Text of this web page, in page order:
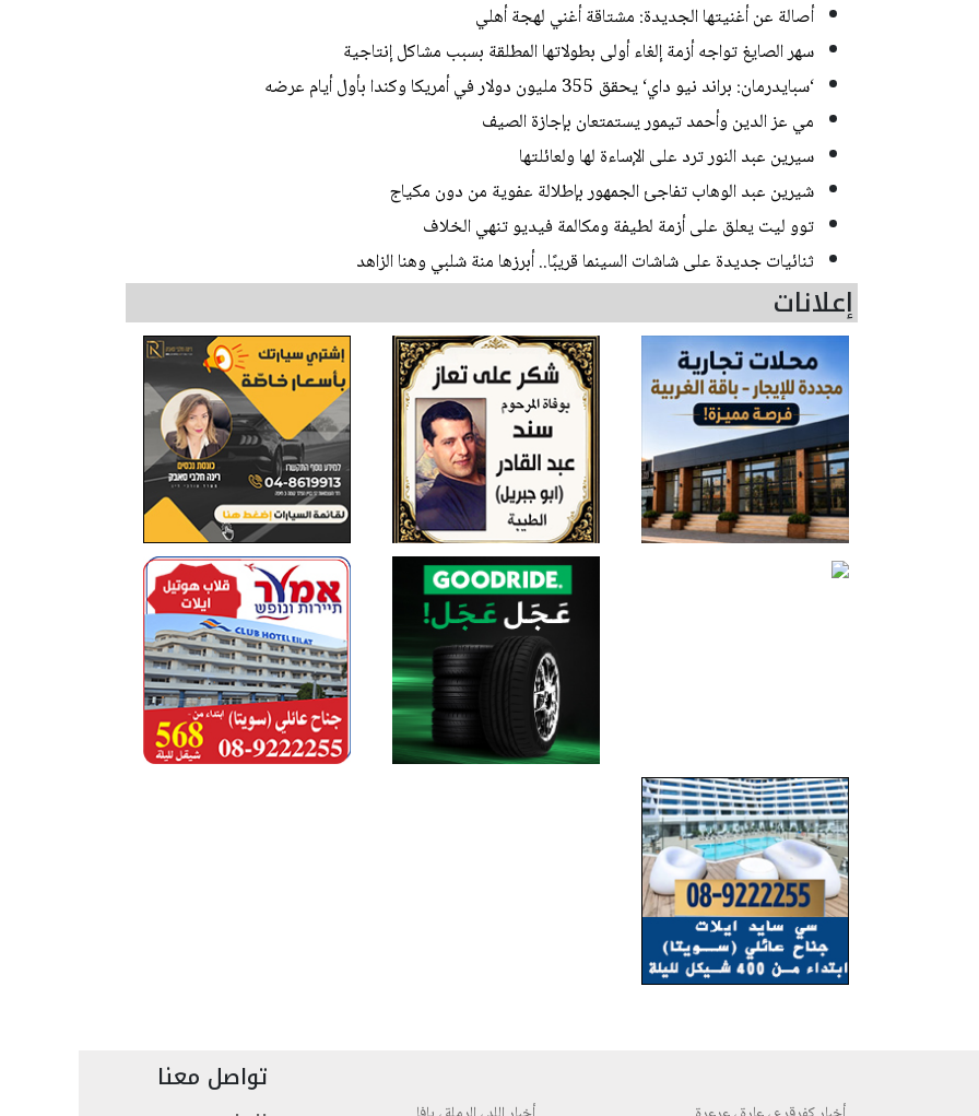
أصالة عن أغنيتها الجديدة: مشتاقة أغني لهجة أهلي
سهر الصايغ تواجه أزمة إلغاء أولى بطولاتها المطلقة بسبب مشاكل إنتاجية
‘سبايدرمان: براند نيو داي‘ يحقق 355 مليون دولار في أمريكا وكندا بأول أيام عرضه
مي عز الدين وأحمد تيمور يستمتعان بإجازة الصيف
سيرين عبد النور ترد على الإساءة لها ولعائلتها
شيرين عبد الوهاب تفاجئ الجمهور بإطلالة عفوية من دون مكياج
توو ليت يعلق على أزمة لطيفة ومكالمة فيديو تنهي الخلاف
ثنائيات جديدة على شاشات السينما قريبًا.. أبرزها منة شلبي وهنا الزاهد
إعلانات
تواصل معنا